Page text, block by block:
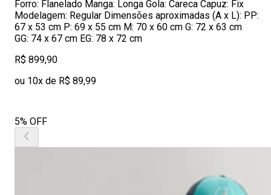
Forro: Flanelado Manga: Longa Gola: Careca Capuz: Fix
Modelagem: Regular Dimensões aproximadas (A x L): PP:
67 x 53 cm P: 69 x 55 cm M: 70 x 60 cm G: 72 x 63 cm
GG: 74 x 67 cm EG: 78 x 72 cm
R$ 899,90
ou 10x de R$ 89,99
5% OFF